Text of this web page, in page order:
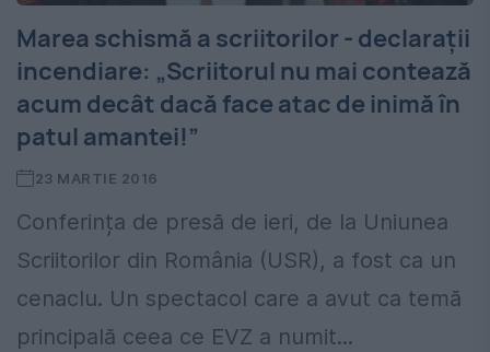
Marea schismă a scriitorilor - declarații
incendiare: „Scriitorul nu mai contează
acum decât dacă face atac de inimă în
patul amantei!”
23 MARTIE 2016
Conferința de presă de ieri, de la Uniunea
Scriitorilor din România (USR), a fost ca un
cenaclu. Un spectacol care a avut ca temă
principală ceea ce EVZ a numit...